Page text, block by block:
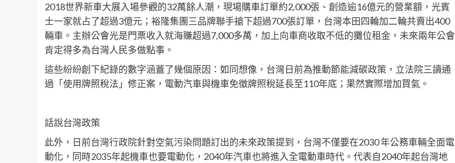
2018世界新車大展入場參觀的32萬餘人潮，現場購車訂單約2,000張、創造逾16億元的營業額，光賓
士一家就占了超過3億元；裕隆集團三品牌聯手搶下超過700張訂單，台灣本田四輪加二輪共賣出400
輛車。主辦公會光是門票收入就海賺超過7,000多萬，加上向車商收取不低的攤位租金，未來兩年公會
肯定得多為台灣人民多做點事。
這些紛紛創下紀錄的數字涵蓋了幾個原因：如同想像，台灣日前為推動節能減碳政策，立法院三讀通
過「使用牌照稅法」修正案，電動汽車與機車免徵牌照稅延長至110年底；果然實際增加買氣。
話說台灣政策
此外，日前台灣行政院針對空氣污染問題訂出的未來政策提到，台灣不僅要在2030 年公務車輛全面電
動化，同時2035年起機車也要電動化，2040年汽車也將進入全電動車時代。代表自2040年起台灣地